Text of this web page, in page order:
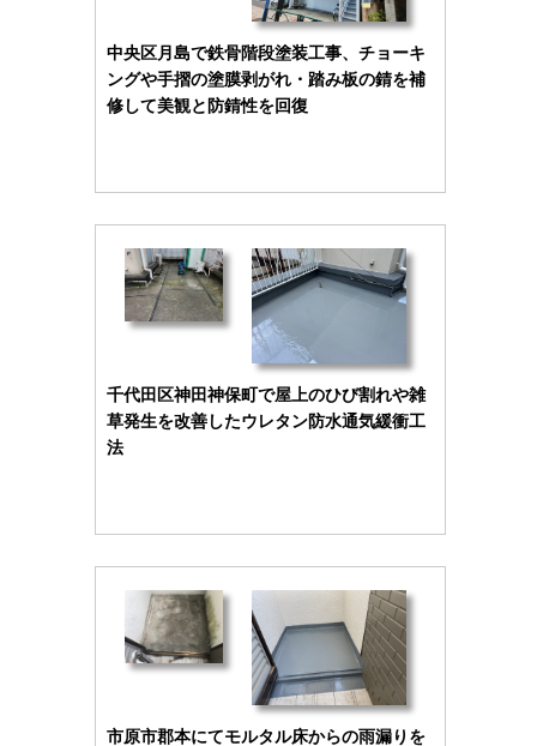
中央区月島で鉄骨階段塗装工事、チョーキ
ングや手摺の塗膜剥がれ・踏み板の錆を補
修して美観と防錆性を回復
千代田区神田神保町で屋上のひび割れや雑
草発生を改善したウレタン防水通気緩衝工
法
市原市郡本にてモルタル床からの雨漏りを